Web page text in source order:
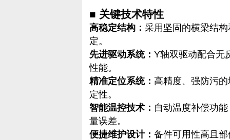
■ 关键技术特性
高稳定结构： 采用坚固的横梁结
定。
先进驱动系统： Y轴双驱动配合无
性能。
精准定位系统： 高精度、强防污
定性。
智能温控技术： 自动温度补偿功
量误差。
便捷维护设计： 备件可用性高且